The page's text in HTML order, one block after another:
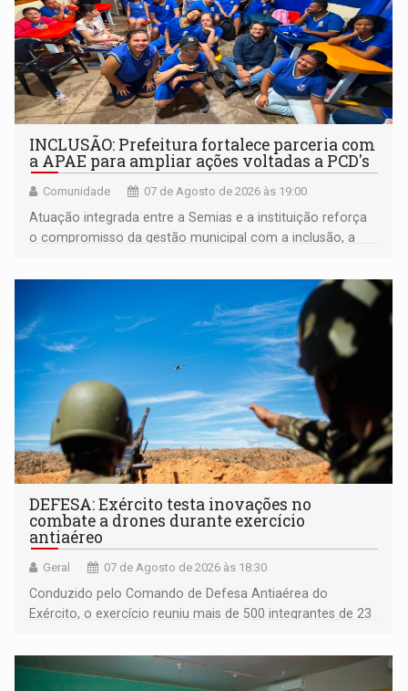
INCLUSÃO: Prefeitura fortalece parceria com
a APAE para ampliar ações voltadas a PCD's
Comunidade 07 de Agosto de 2026 às 19:00
Atuação integrada entre a Semias e a instituição reforça
o compromisso da gestão municipal com a inclusão, a
DEFESA: Exército testa inovações no
combate a drones durante exercício
antiaéreo
Geral 07 de Agosto de 2026 às 18:30
Conduzido pelo Comando de Defesa Antiaérea do
Exército, o exercício reuniu mais de 500 integrantes de 23